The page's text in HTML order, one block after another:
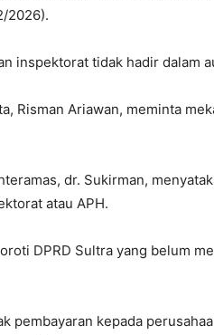
2026).
inspektorat tidak hadir dalam
Risman Ariawan, meminta
dr. Sukirman,
atau APH.
DPRD Sultra yang belum
pembayaran kepada